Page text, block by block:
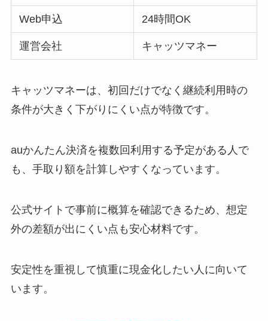
Web申込 24時間OK
運営会社 キャッツマネー
キャッツマネーは、初回だけでなく継続利用時の
条件が大きく下がりにくい点が特徴です。
auかんたん決済を複数回利用する予定がある人で
も、手取り額を計算しやすくなっています。
公式サイトで事前に概算を確認できるため、想定
外の差額が出にくい点も安心材料です。
安定性を重視して慎重に現金化したい人に向いて
います。